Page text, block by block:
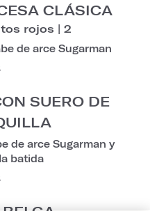
CLÁSICA
rojos | 2
de arce Sugarman
SUERO DE
de arce Sugarman y
batida